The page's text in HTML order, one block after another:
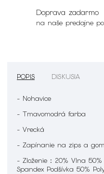
Doprava zadarmo
na naše predajne po
POPIS DISKUSIA
- Nohavice
- Tmavomodrá farba
- Vrecká
- Zapínanie na zips a
- Zloženie : 20% Vlna 50%
Spandex Podšívka 50%